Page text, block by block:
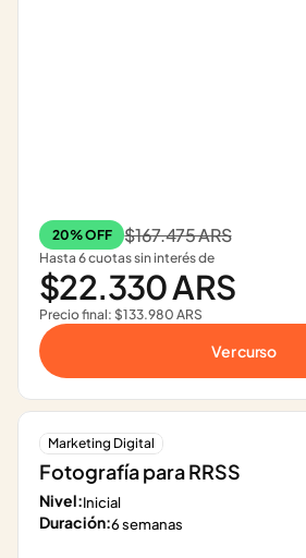
20% OFF $167.475 ARS
Hasta 6 cuotas sin interés de
$22.330 ARS
Precio final: $133.980 ARS
Ver curso
Marketing Digital
Fotografía para RRSS
Nivel:Inicial
Duración:6 semanas